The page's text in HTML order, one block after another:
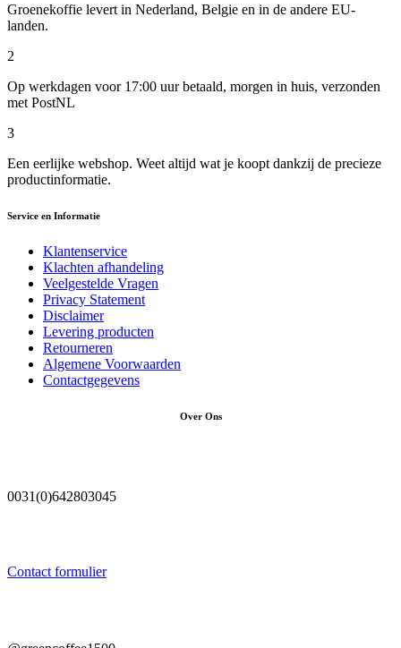
Groenekoffie levert in Nederland, Belgie en in de andere EU-
landen.
2
Op werkdagen voor 17:00 uur betaald, morgen in huis, verzonden
met PostNL
3
Een eerlijke webshop. Weet altijd wat je koopt dankzij de precieze
productinformatie.
Service en Informatie
Klantenservice
Klachten afhandeling
Veelgestelde Vragen
Privacy Statement
Disclaimer
Levering producten
Retourneren
Algemene Voorwaarden
Contactgegevens
Over Ons
0031(0)642803045
Contact formulier